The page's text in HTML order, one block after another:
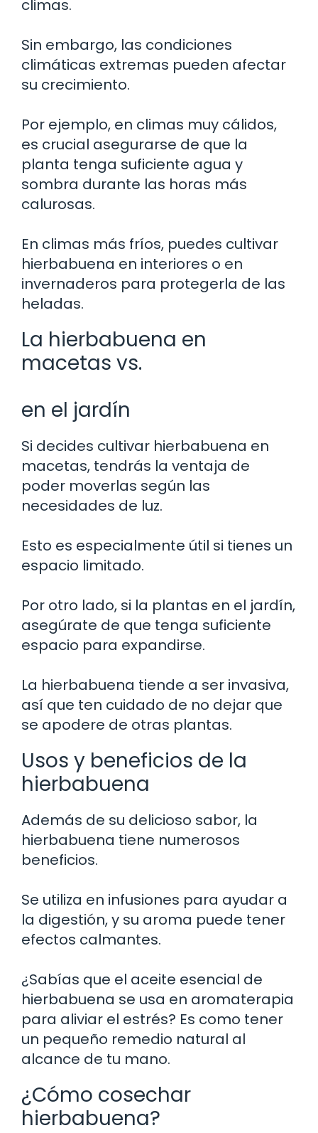
climas.
Sin embargo, las condiciones
climáticas extremas pueden afectar
su crecimiento.
Por ejemplo, en climas muy cálidos,
es crucial asegurarse de que la
planta tenga suficiente agua y
sombra durante las horas más
calurosas.
En climas más fríos, puedes cultivar
hierbabuena en interiores o en
invernaderos para protegerla de las
heladas.
La hierbabuena en
macetas vs.
en el jardín
Si decides cultivar hierbabuena en
macetas, tendrás la ventaja de
poder moverlas según las
necesidades de luz.
Esto es especialmente útil si tienes un
espacio limitado.
Por otro lado, si la plantas en el jardín,
asegúrate de que tenga suficiente
espacio para expandirse.
La hierbabuena tiende a ser invasiva,
así que ten cuidado de no dejar que
se apodere de otras plantas.
Usos y beneficios de la
hierbabuena
Además de su delicioso sabor, la
hierbabuena tiene numerosos
beneficios.
Se utiliza en infusiones para ayudar a
la digestión, y su aroma puede tener
efectos calmantes.
¿Sabías que el aceite esencial de
hierbabuena se usa en aromaterapia
para aliviar el estrés? Es como tener
un pequeño remedio natural al
alcance de tu mano.
¿Cómo cosechar
hierbabuena?